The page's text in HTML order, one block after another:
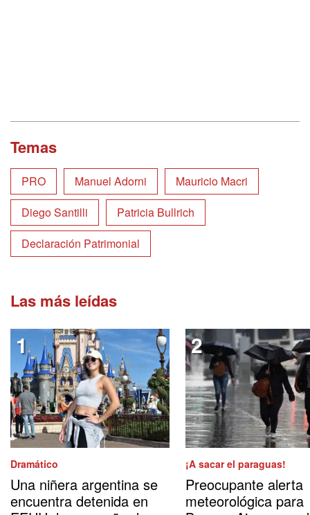
Temas
PRO Manuel Adorni
Mauricio Macri
Diego Santilli
Patricia Bullrich
Declaración Patrimonial
Las más leídas
Dramático
Una niñera argentina se
encuentra detenida en
¡A sacar el paraguas!
Preocupante alerta
meteorológica para